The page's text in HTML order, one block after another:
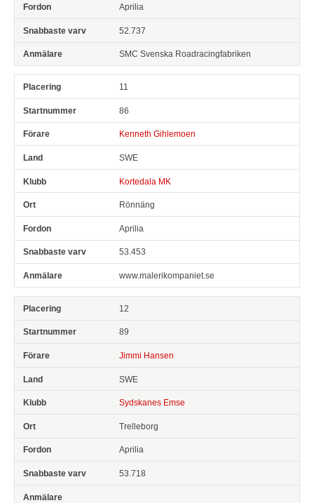
Aprilia
52.737
SMC Svenska Roadracingfabriken
11
86
Kenneth Gihlemoen
SWE
Kortedala MK
Rönnäng
Aprilia
53.453
www.malerikompaniet.se
12
89
Jimmi Hansen
SWE
Sydskanes Emse
Trelleborg
Aprilia
53.718